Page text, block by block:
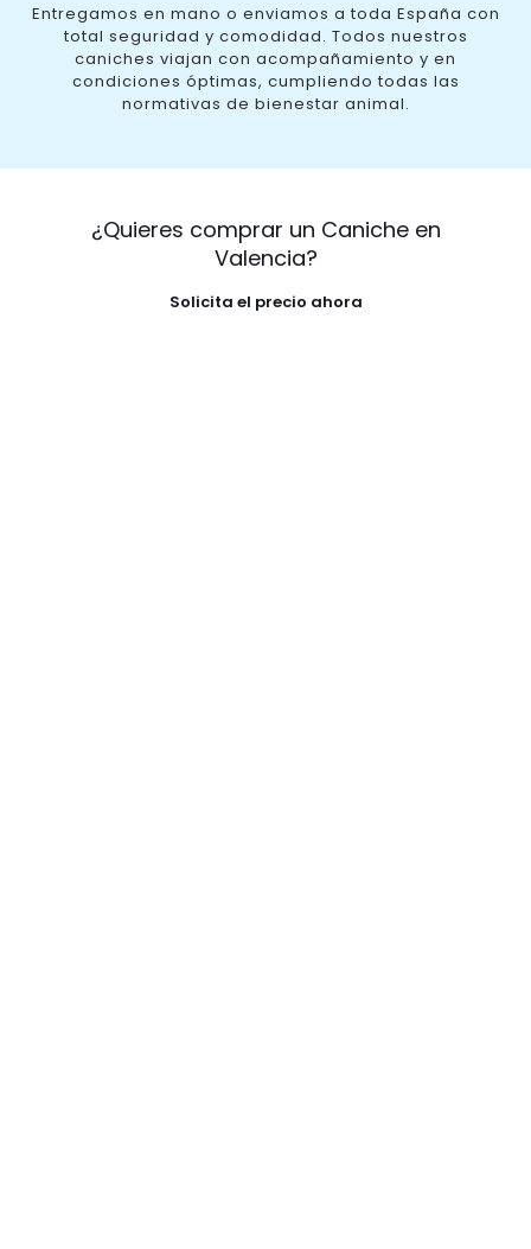
Entregamos en mano o enviamos a toda España con
total seguridad y comodidad. Todos nuestros
caniches viajan con acompañamiento y en
condiciones óptimas, cumpliendo todas las
normativas de bienestar animal.
¿Quieres comprar un Caniche en
Valencia?
Solicita el precio ahora